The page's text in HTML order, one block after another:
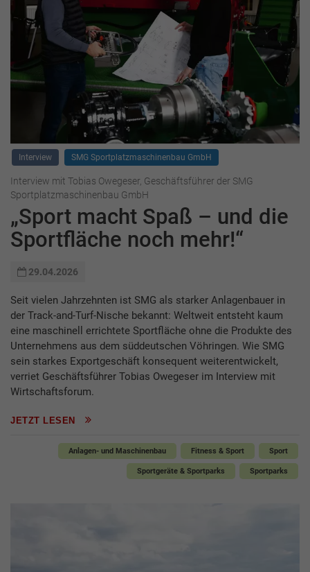
Interview SMG Sportplatzmaschinenbau GmbH
Interview mit Tobias Owegeser, Geschäftsführer der SMG
Sportplatzmaschinenbau GmbH
„Sport macht Spaß – und die
Sportfläche noch mehr!“
29.04.2026
Seit vielen Jahrzehnten ist SMG als starker Anlagenbauer in
der Track-and-Turf-Nische bekannt: Weltweit entsteht kaum
eine maschinell errichtete Sportfläche ohne die Produkte des
Unternehmens aus dem süddeutschen Vöhringen. Wie SMG
sein starkes Exportgeschäft konsequent weiterentwickelt,
verriet Geschäftsführer Tobias Owegeser im Interview mit
Wirtschaftsforum.
JETZT LESEN
Anlagen- und Maschinenbau Fitness & Sport Sport
Sportgeräte & Sportparks Sportparks